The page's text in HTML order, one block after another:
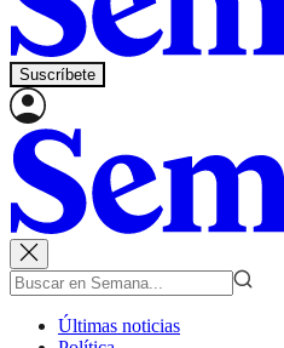
Suscríbete
Últimas noticias